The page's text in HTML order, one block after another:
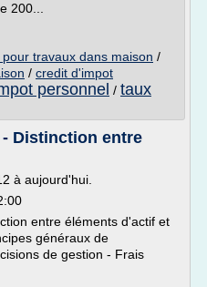
200...
travaux dans maison /
/ credit d'impot
personnel / taux
Distinction entre
à aujourd'hui.
entre éléments d'actif et
généraux de
de gestion - Frais